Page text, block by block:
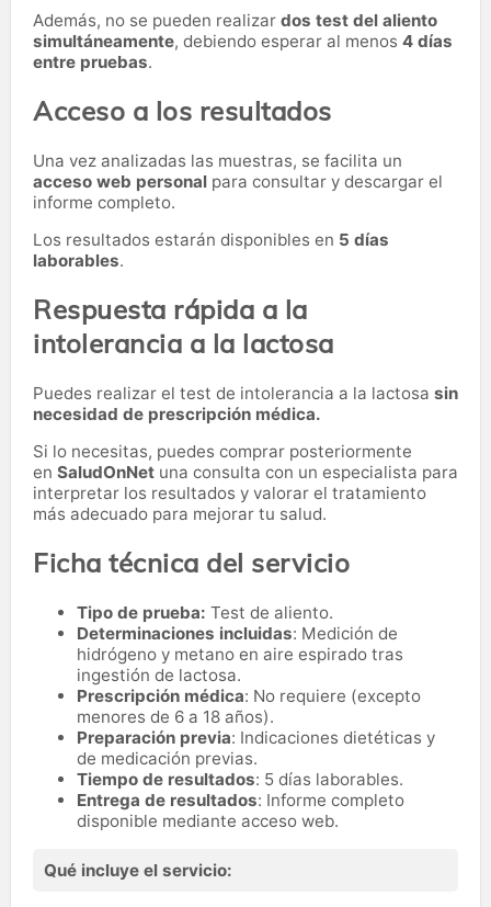
Además, no se pueden realizar dos test del aliento
simultáneamente, debiendo esperar al menos 4 días
entre pruebas.
Acceso a los resultados
Una vez analizadas las muestras, se facilita un
acceso web personal para consultar y descargar el
informe completo.
Los resultados estarán disponibles en 5 días
laborables.
Respuesta rápida a la
intolerancia a la lactosa
Puedes realizar el test de intolerancia a la lactosa sin
necesidad de prescripción médica.
Si lo necesitas, puedes comprar posteriormente
en SaludOnNet una consulta con un especialista para
interpretar los resultados y valorar el tratamiento
más adecuado para mejorar tu salud.
Ficha técnica del servicio
Tipo de prueba: Test de aliento.
Determinaciones incluidas: Medición de
hidrógeno y metano en aire espirado tras
ingestión de lactosa.
Prescripción médica: No requiere (excepto
menores de 6 a 18 años).
Preparación previa: Indicaciones dietéticas y
de medicación previas.
Tiempo de resultados: 5 días laborables.
Entrega de resultados: Informe completo
disponible mediante acceso web.
Qué incluye el servicio: